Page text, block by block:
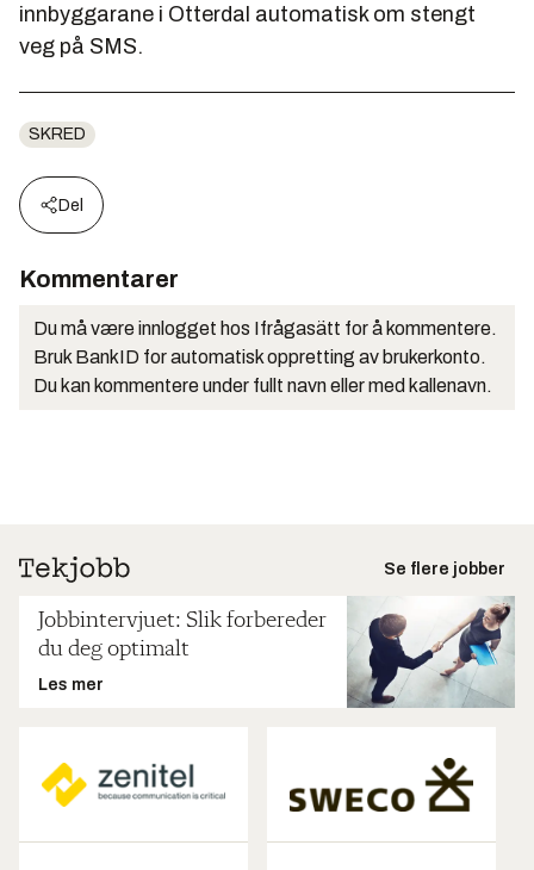
innbyggarane i Otterdal automatisk om stengt
veg på SMS.
SKRED
Del
Kommentarer
Du må være innlogget hos Ifrågasätt for å kommentere.
Bruk BankID for automatisk oppretting av brukerkonto.
Du kan kommentere under fullt navn eller med kallenavn.
Se flere jobber
Jobbintervjuet: Slik forbereder
du deg optimalt
Les mer